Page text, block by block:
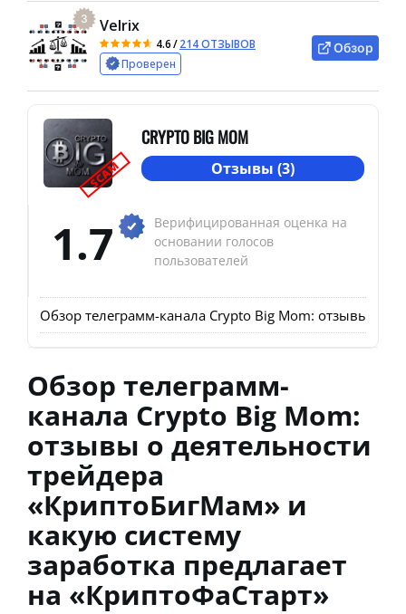
3 Velrix
4.6/214 ОТЗЫВОВ
Проверен
Обзор
SCAM
CRYPTO BIG MOM
Отзывы (3)
1.7
Верифицированная оценка на
основании голосов
пользователей
Обзор телеграмм-канала Crypto Big Mom: отзывы о
Обзор телеграмм-
канала Crypto Big Mom:
отзывы о деятельности
трейдера
«КриптоБигМам» и
какую систему
заработка предлагает
на «КриптоФаСтарт»